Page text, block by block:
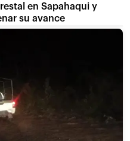
en Sapahaqui y
su avance